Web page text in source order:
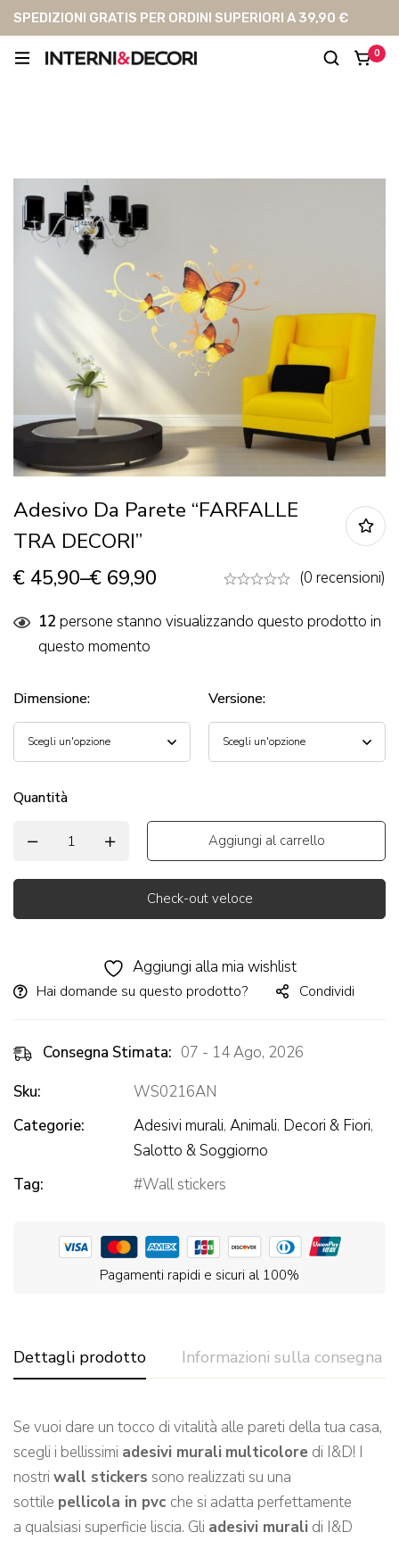
SPEDIZIONI GRATIS PER ORDINI SUPERIORI A 39,90 €
0
Adesivo Da Parete “FARFALLE
TRA DECORI”
€ 45,90–€ 69,90 (0 recensioni)
12 persone stanno visualizzando questo prodotto in
questo momento
Dimensione: Versione:
Quantità
Aggiungi al carrello
Check-out veloce
Aggiungi alla mia wishlist
Hai domande su questo prodotto? Condividi
Consegna Stimata: 07 - 14 Ago, 2026
Sku:
WS0216AN
Categorie:
Adesivi murali, Animali, Decori & Fiori,
Salotto & Soggiorno
Tag:
Wall stickers
Pagamenti rapidi e sicuri al 100%
Dettagli prodotto Informazioni sulla consegna
Se vuoi dare un tocco di vitalità alle pareti della tua casa,
scegli i bellissimi adesivi murali multicolore di I&D! I
nostri wall stickers sono realizzati su una
sottile pellicola in pvc che si adatta perfettamente
a qualsiasi superficie liscia. Gli adesivi murali di I&D